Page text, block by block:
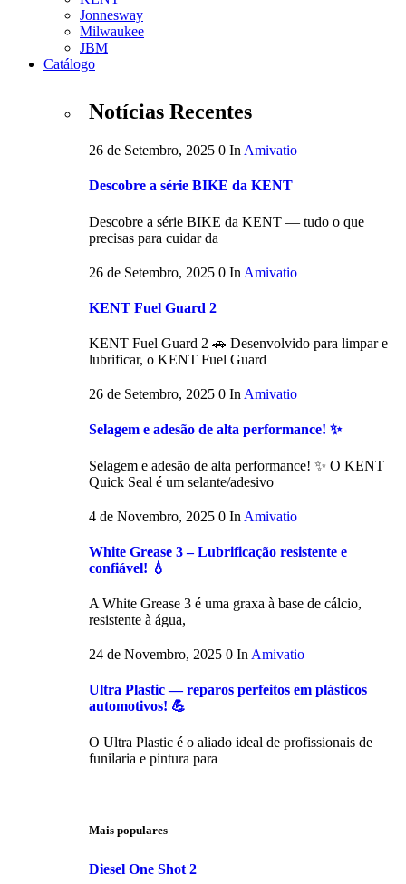
Jonnesway
Milwaukee
JBM
Catálogo
Notícias Recentes
26 de Setembro, 2025 0 In Amivatio
Descobre a série BIKE da KENT
Descobre a série BIKE da KENT — tudo o que
precisas para cuidar da
26 de Setembro, 2025 0 In Amivatio
KENT Fuel Guard 2
KENT Fuel Guard 2 🚗 Desenvolvido para limpar e
lubrificar, o KENT Fuel Guard
26 de Setembro, 2025 0 In Amivatio
Selagem e adesão de alta performance! ✨
Selagem e adesão de alta performance! ✨ O KENT
Quick Seal é um selante/adesivo
4 de Novembro, 2025 0 In Amivatio
White Grease 3 – Lubrificação resistente e
confiável! 💧
A White Grease 3 é uma graxa à base de cálcio,
resistente à água,
24 de Novembro, 2025 0 In Amivatio
Ultra Plastic — reparos perfeitos em plásticos
automotivos! 💪
O Ultra Plastic é o aliado ideal de profissionais de
funilaria e pintura para
Mais populares
Diesel One Shot 2